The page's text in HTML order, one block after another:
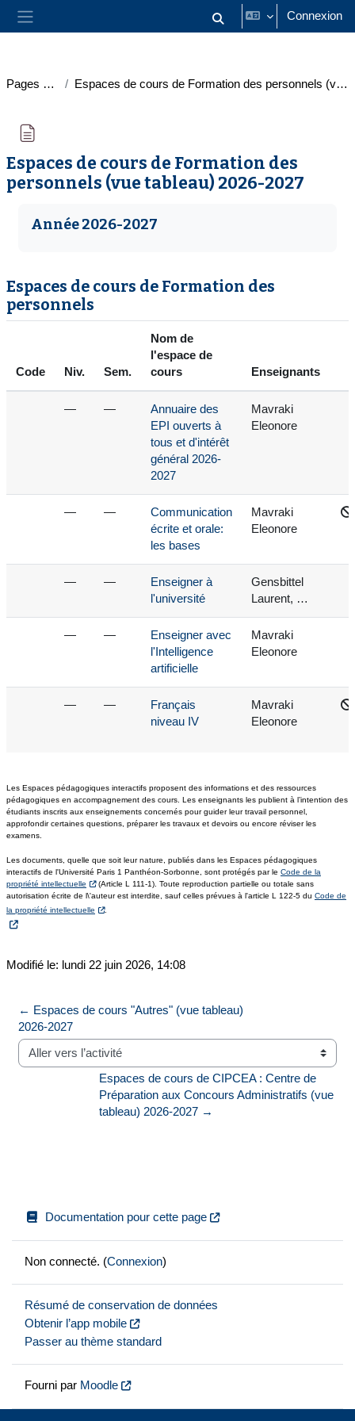
Panneau latéral Activer/désactiver la saisie
Connexion
Pages du site Espaces de cours de Formation des personnels (vue tableau) 2026-2027
Espaces de cours de Formation des
personnels (vue tableau) 2026-2027
Année 2026-2027
Espaces de cours de Formation des
personnels
Code Niv. Sem.
Nom de
l'espace de
cours
Enseignants
— —
Annuaire des
EPI ouverts à
tous et d'intérêt
général 2026-
2027
Mavraki
Eleonore
— —
Communication
écrite et orale:
les bases
Mavraki
Eleonore
— —
Enseigner à
l'université
Gensbittel
Laurent, …
— —
Enseigner avec
l'Intelligence
artificielle
Mavraki
Eleonore
— —
Français
niveau IV
Mavraki
Eleonore
Les Espaces pédagogiques interactifs proposent des informations et des ressources
pédagogiques en accompagnement des cours. Les enseignants les publient à l’intention des
étudiants inscrits aux enseignements concernés pour guider leur travail personnel,
approfondir certaines questions, préparer les travaux et devoirs ou encore réviser les
examens.
Les documents, quelle que soit leur nature, publiés dans les Espaces pédagogiques
interactifs de l'Université Paris 1 Panthéon-Sorbonne, sont protégés par le Code de la
propriété intellectuelle
(Article L 111-1). Toute reproduction partielle ou totale sans
autorisation écrite de l\'auteur est interdite, sauf celles prévues à l'article L 122-5 du Code de
la propriété intellectuelle
.
Modifié le: lundi 22 juin 2026, 14:08
← Espaces de cours "Autres" (vue tableau)
2026-2027
Aller vers l’activité
Espaces de cours de CIPCEA : Centre de
Préparation aux Concours Administratifs (vue
tableau) 2026-2027 →
Documentation pour cette page
Non connecté. (Connexion)
Résumé de conservation de données
Obtenir l’app mobile
Passer au thème standard
Fourni par Moodle